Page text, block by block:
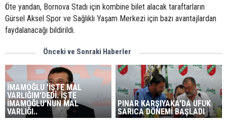
Öte yandan, Bornova Stadı için kombine bilet alacak taraftarların
Gürsel Aksel Spor ve Sağlıklı Yaşam Merkezi için bazı avantajlardan
faydalanacağı bildirildi.
Önceki ve Sonraki Haberler
İMAMOĞLU 'İŞTE MAL
VARLIĞIM'DEDİ. İŞTE
İMAMOĞLU'NUN MAL
VARLIĞI..
PINAR KARŞIYAKA'DA UFUK
SARICA DÖNEMİ BAŞLADI